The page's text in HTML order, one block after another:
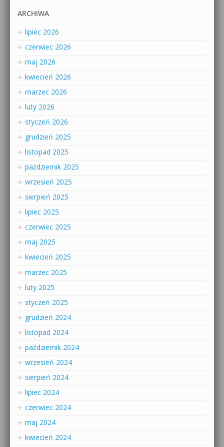
ARCHIWA
lipiec 2026
czerwiec 2026
maj 2026
kwiecień 2026
marzec 2026
luty 2026
styczeń 2026
grudzień 2025
listopad 2025
październik 2025
wrzesień 2025
sierpień 2025
lipiec 2025
czerwiec 2025
maj 2025
kwiecień 2025
marzec 2025
luty 2025
styczeń 2025
grudzień 2024
listopad 2024
październik 2024
wrzesień 2024
sierpień 2024
lipiec 2024
czerwiec 2024
maj 2024
kwiecień 2024